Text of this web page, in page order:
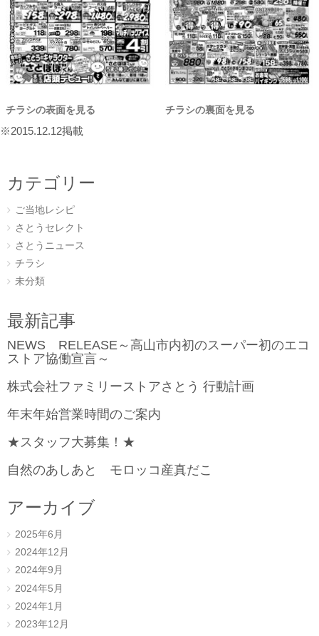
チラシの表面を見る チラシの裏面を見る
※2015.12.12掲載
カテゴリー
ご当地レシピ
さとうセレクト
さとうニュース
チラシ
未分類
最新記事
NEWS RELEASE～高山市内初のスーパー初のエコ
ストア協働宣言～
株式会社ファミリーストアさとう 行動計画
年末年始営業時間のご案内
★スタッフ大募集！★
自然のあしあと モロッコ産真だこ
アーカイブ
2025年6月
2024年12月
2024年9月
2024年5月
2024年1月
2023年12月